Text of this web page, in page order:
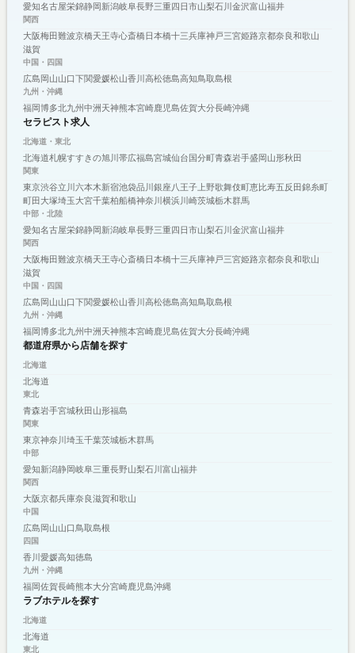
愛知名古屋栄錦静岡新潟岐阜長野三重四日市山梨石川 金沢富山福井
関西
大阪梅田難波京橋天王寺心斎橋日本橋十三兵庫神戸三宮姫路京都奈良和歌山
滋賀
中国・四国
広島 岡山山口下関愛媛松山香川 高松徳島高知鳥取島根
九州・沖縄
福岡博多北九州中洲 天神熊本宮崎鹿児島佐賀大分長崎沖縄
セラピスト求人
北海道・東北
北海道札幌すすきの旭川 帯広福島宮城仙台 国分町青森岩手盛岡山形秋田
関東
東京渋谷立川 六本木新宿池袋品川 銀座八王子上野歌舞伎町恵比寿五反田錦糸町
町田大塚埼玉大宮千葉柏船橋神奈川 横浜川崎茨城栃木群馬
中部・北陸
愛知名古屋栄錦静岡新潟岐阜長野三重四日市山梨石川 金沢富山福井
関西
大阪梅田難波京橋天王寺心斎橋日本橋十三兵庫神戸三宮姫路京都奈良和歌山
滋賀
中国・四国
広島 岡山山口下関愛媛松山香川 高松徳島高知鳥取島根
九州・沖縄
福岡博多北九州中洲 天神熊本宮崎鹿児島佐賀大分長崎沖縄
都道府県から店舗を探す
北海道
北海道
東北
青森岩手宮城秋田 山形福島
関東
東京神奈川 埼玉千葉茨城栃木群馬
中部
愛知新潟静岡岐阜三重長野山梨石川 富山福井
関西
大阪京都兵庫奈良滋賀和歌山
中国
広島 岡山山口鳥取島根
四国
香川 愛媛高知徳島
九州・沖縄
福岡佐賀長崎熊本大分宮崎鹿児島沖縄
ラブホテルを探す
北海道
北海道
東北